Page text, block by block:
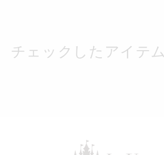
チェックしたアイテム